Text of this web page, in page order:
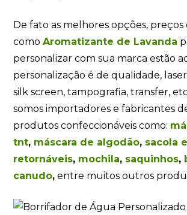
De fato as melhores opções,
comoAromatizante de Lavanda
personalizar com sua marca estão
personalização é de qualidade,
silk screen, tampografia, transfer,
somos importadores e fabricantes
produtos confeccionáveis como:
tnt, máscara de algodão, sacola
retornáveis, mochila, saquinhos,
canudo, entre muitos outros